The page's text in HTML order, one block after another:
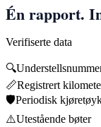
Én rapport.
Verifiserte data
🔍
📏Registrert
🛡️Periodisk
⚠️Utestående bøter